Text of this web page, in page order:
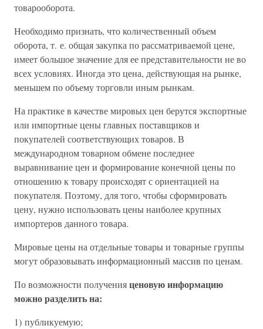
товарооборота.
Необходимо признать, что количественный объем
оборота, т. е. общая закупка по рассматриваемой цене,
имеет большое значение для ее представительности не во
всех условиях. Иногда это цена, действующая на рынке,
меньшем по объему торговли иным рынкам.
На практике в качестве мировых цен берутся экспортные
или импортные цены главных поставщиков и
покупателей соответствующих товаров. В
международном товарном обмене последнее
выравнивание цен и формирование конечной цены по
отношению к товару происходят с ориентацией на
покупателя. Поэтому, для того, чтобы сформировать
цену, нужно использовать цены наиболее крупных
импортеров данного товара.
Мировые цены на отдельные товары и товарные группы
могут образовывать информационный массив по ценам.
По возможности полученияценовую информацию
можно разделить на:
1) публикуемую;